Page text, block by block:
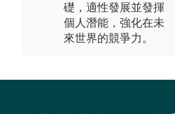
礎，適性發展並發揮
個人潛能，強化在未
來世界的競爭力。